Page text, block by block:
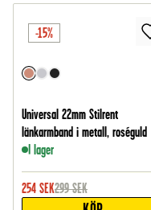
-15%
Universal 22mm Stilrent
länkarmband i metall, roséguld
I lager
254 SEK299 SEK